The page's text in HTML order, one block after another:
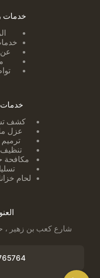
خدمات
عن
كشف
عزل
مكافحة
لحام
شارع كعب بن زهير ،